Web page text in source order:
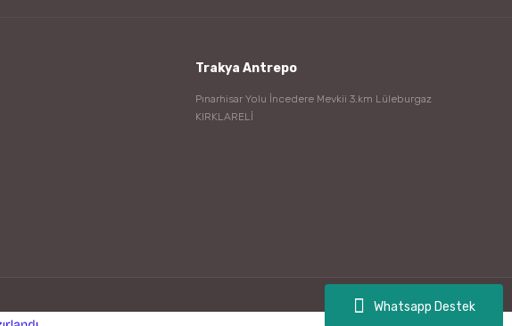
Whatsapp Destek
Trakya Antrepo
Pınarhisar Yolu İncedere Mevkii 3.km Lüleburgaz
KIRKLARELİ